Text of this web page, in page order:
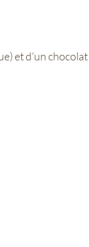
et d’un